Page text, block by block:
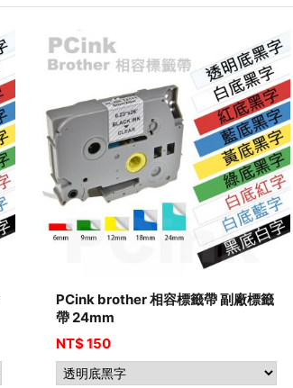
PCink brother 相容標籤帶 副廠標籤
帶 24mm
NT$150